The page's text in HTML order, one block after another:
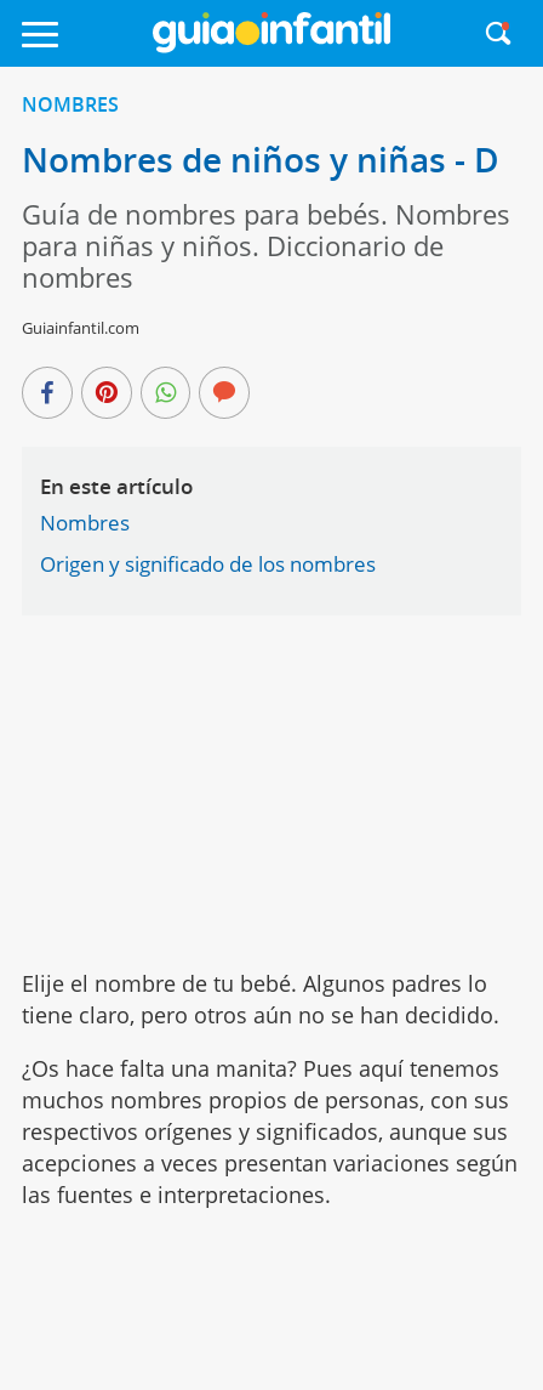
NOMBRES
Nombres de niños y niñas - D
Guía de nombres para bebés. Nombres
para niñas y niños. Diccionario de
nombres
Guiainfantil.com
En este artículo
Nombres
Origen y significado de los nombres
Elije el nombre de tu bebé. Algunos padres lo
tiene claro, pero otros aún no se han decidido.
¿Os hace falta una manita? Pues aquí tenemos
muchos nombres propios de personas, con sus
respectivos orígenes y significados, aunque sus
acepciones a veces presentan variaciones según
las fuentes e interpretaciones.